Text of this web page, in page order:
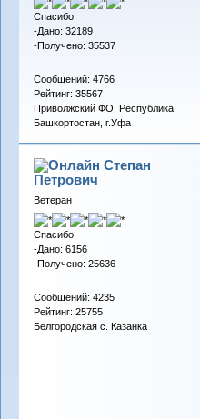
Спасибо
-Дано: 32189
-Получено: 35537
Сообщений: 4766
Рейтинг: 35567
Приволжский ФО, Республика
Башкортостан, г.Уфа
Степан
Петрович
Ветеран
Спасибо
-Дано: 6156
-Получено: 25636
Сообщений: 4235
Рейтинг: 25755
Белгородская с. Казанка